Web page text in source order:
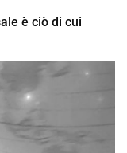
è ciò di cui